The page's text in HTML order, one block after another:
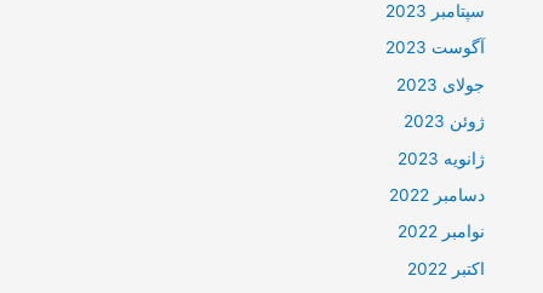
سپتامبر 2023
آگوست 2023
جولای 2023
ژوئن 2023
ژانویه 2023
دسامبر 2022
نوامبر 2022
اکتبر 2022